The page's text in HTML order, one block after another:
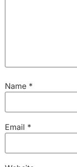
Name *
Email *